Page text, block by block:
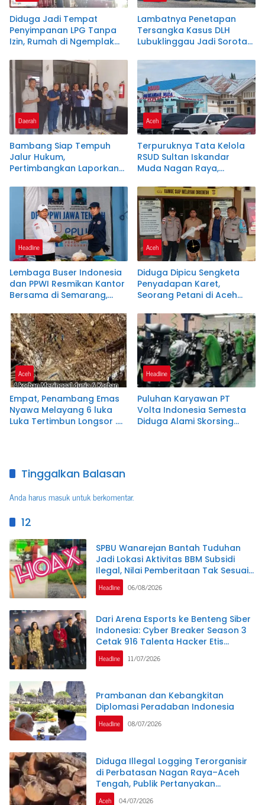
Diduga Jadi Tempat
Penyimpanan LPG Tanpa
Izin, Rumah di Ngemplak
Oknum Kepolisian Jadi
Backing
Lambatnya Penetapan
Tersangka Kasus DLH
Lubuklinggau Jadi Sorotan,
Marwah Penegakan Hukum
Daerah
Bambang Siap Tempuh
Jalur Hukum,
Pertimbangkan Laporkan
Aceh
Terpuruknya Tata Kelola
RSUD Sultan Iskandar
Muda Nagan Raya,
Evaluasi Menyeluruh
Headline
Lembaga Buser Indonesia
dan PPWI Resmikan Kantor
Bersama di Semarang,
Kelembagaan dan
Jurnalistik
Aceh
Diduga Dipicu Sengketa
Penyadapan Karet,
Seorang Petani di Aceh
Aceh
Empat, Penambang Emas
Nyawa Melayang 6 luka
Luka Tertimbun Longsor .
Headline
Puluhan Karyawan PT
Volta Indonesia Semesta
Diduga Alami Skorsing
Tinggalkan Balasan
Anda harusmasukuntuk berkomentar.
12
SPBU Wanarejan Bantah Tuduhan
Jadi Lokasi Aktivitas BBM Subsidi
Ilegal, Nilai Pemberitaan Tak Sesuai
Kode Etik Jurnalistik dan
Pertimbangkan Jalur Hukum
Headline 06/08/2026
Dari Arena Esports ke Benteng Siber
Indonesia: Cyber Breaker Season 3
Cetak 916 Talenta Hacker Etis
Penjaga Negeri
Headline 11/07/2026
Prambanan dan Kebangkitan
Diplomasi Peradaban Indonesia
Headline 08/07/2026
Diduga Illegal Logging Terorganisir
di Perbatasan Nagan Raya–Aceh
Tengah, Publik Pertanyakan
Ketegasan APH dan Satgas PKH
Aceh 04/07/2026